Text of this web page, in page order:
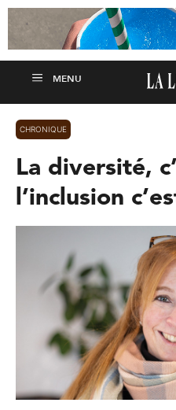
CHRONIQUE
La diversité,
l’inclusion